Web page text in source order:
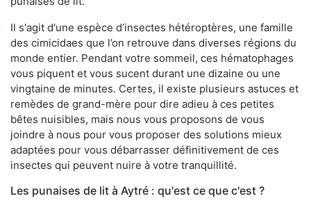
Il s'agit d'une espèce d’insectes hétéroptères, une famille
des cimicidaes que l’on retrouve dans diverses régions du
monde entier. Pendant votre sommeil, ces hématophages
vous piquent et vous sucent durant une dizaine ou une
vingtaine de minutes. Certes, il existe plusieurs astuces et
remèdes de grand-mère pour dire adieu à ces petites
bêtes nuisibles, mais nous vous proposons de vous
joindre à nous pour vous proposer des solutions mieux
adaptées pour vous débarrasser définitivement de ces
insectes qui peuvent nuire à votre tranquillité.
Les punaises de lit à Aytré : qu'est ce que c'est ?